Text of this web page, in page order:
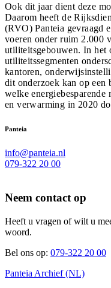
Ook dit jaar dient deze
Daarom heeft de
(RVO) Panteia gevraagd
voeren onder ruim 2.000
utiliteitsgebouwen. In het
utiliteitssegmenten
kantoren,
dit onderzoek kan op een
welke energiebesparende
en verwarming in 2020
Panteia
info@panteia.nl
079-322 20 00
Neem contact op
Heeft u vragen of wilt u
woord.
Bel ons op: 079-322 20 00
Panteia Archief (NL)